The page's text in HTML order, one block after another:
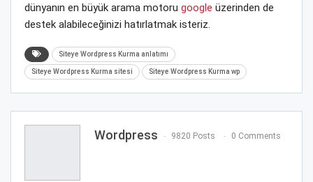
dünyanın en büyük arama motoru google üzerinden de
destek alabileceğinizi hatırlatmak isteriz.
Siteye Wordpress Kurma anlatımı
Siteye Wordpress Kurma sitesi Siteye Wordpress Kurma wp
Wordpress 9820 Posts 0 Comments